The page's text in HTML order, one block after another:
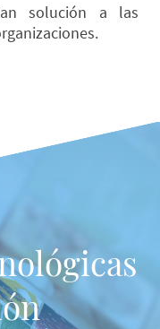
solución a las